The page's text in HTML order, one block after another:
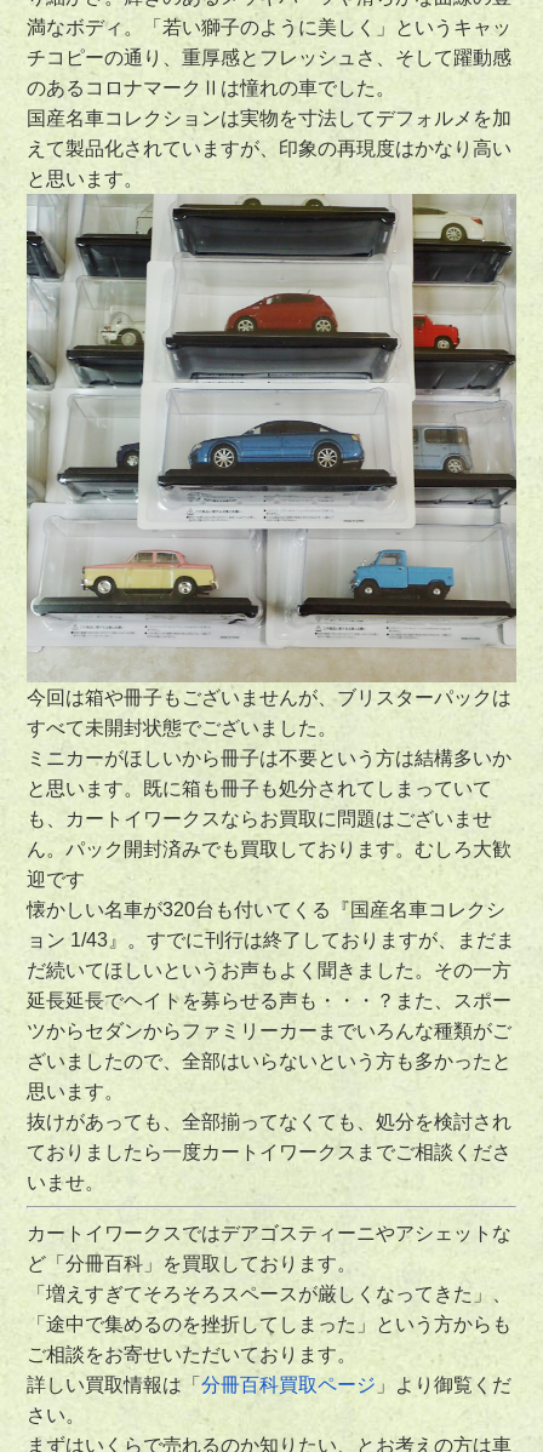
満なボディ。「若い獅子のように美しく」というキャッ
チコピーの通り、重厚感とフレッシュさ、そして躍動感
のあるコロナマークⅡは憧れの車でした。
国産名車コレクションは実物を寸法してデフォルメを加
えて製品化されていますが、印象の再現度はかなり高い
と思います。
今回は箱や冊子もございませんが、ブリスターパックは
すべて未開封状態でございました。
ミニカーがほしいから冊子は不要という方は結構多いか
と思います。既に箱も冊子も処分されてしまっていて
も、カートイワークスならお買取に問題はございませ
ん。パック開封済みでも買取しております。むしろ大歓
迎です
懐かしい名車が320台も付いてくる『国産名車コレクシ
ョン 1/43』。すでに刊行は終了しておりますが、まだま
だ続いてほしいというお声もよく聞きました。その一方
延長延長でヘイトを募らせる声も・・・？また、スポー
ツからセダンからファミリーカーまでいろんな種類がご
ざいましたので、全部はいらないという方も多かったと
思います。
抜けがあっても、全部揃ってなくても、処分を検討され
ておりましたら一度カートイワークスまでご相談くださ
いませ。
カートイワークスではデアゴスティーニやアシェットな
ど「分冊百科」を買取しております。
「増えすぎてそろそろスペースが厳しくなってきた」、
「途中で集めるのを挫折してしまった」という方からも
ご相談をお寄せいただいております。
詳しい買取情報は「分冊百科買取ページ 」より御覧くだ
さい。
まずはいくらで売れるのか知りたい、とお考えの方は車